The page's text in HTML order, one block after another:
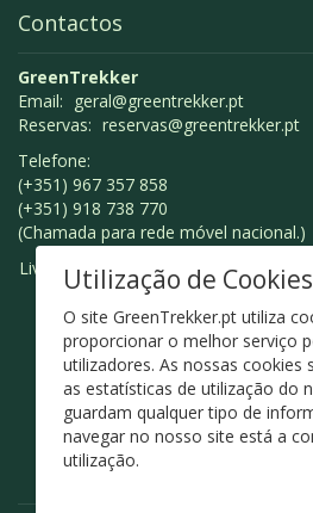
Contactos
GreenTrekker
Email: geral@greentrekker.pt
Reservas: reservas@greentrekker.pt
Telefone:
(+351) 967 357 858
(+351) 918 738 770
(Chamada para rede móvel nacional.)
Livro de Reclamações
Utilização de Cookies
O site GreenTrekker.pt utiliza
proporcionar o melhor serviço
utilizadores. As nossas cookies
as estatísticas de utilização do
guardam qualquer tipo de
navegar no nosso site está a
utilização.